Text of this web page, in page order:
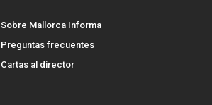
Sobre Mallorca Informa
Preguntas frecuentes
Cartas al director